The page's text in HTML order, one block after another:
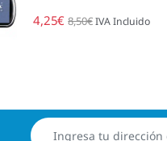
4,25€ 8,50€ IVA Incluido